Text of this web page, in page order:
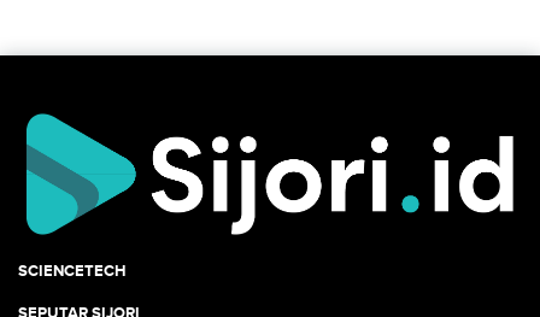
SCIENCETECH
SEPUTAR SIJORI